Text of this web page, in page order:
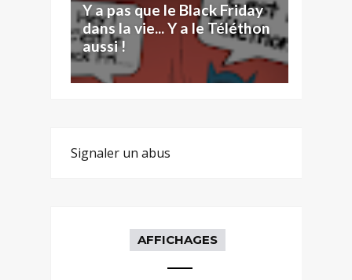
Y a pas que le Black Friday
dans la vie... Y a le Téléthon
aussi !
Signaler un abus
AFFICHAGES